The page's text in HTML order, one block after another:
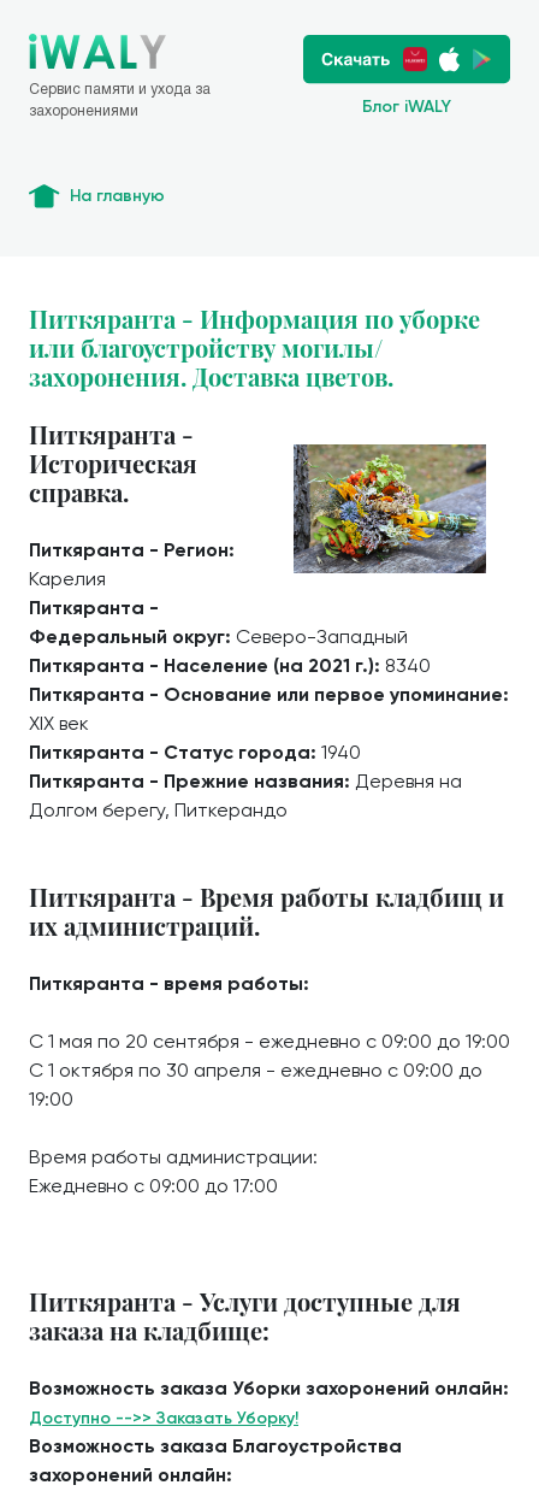
Сервис памяти и ухода за
захоронениями
Блог iWALY
На главную
Питкяранта - Информация по уборке
или благоустройству могилы/
захоронения. Доставка цветов.
Питкяранта -
Историческая
справка.
Питкяранта - Регион:
Карелия
Питкяранта -
Федеральный округ: Северо-Западный
Питкяранта - Население (на 2021 г.): 8340
Питкяранта - Основание или первое упоминание:
XIX век
Питкяранта - Статус города: 1940
Питкяранта - Прежние названия: Деревня на
Долгом берегу, Питкерандо
Питкяранта - Время работы кладбищ и
их администраций.
Питкяранта - время работы:
С 1 мая по 20 сентября - ежедневно с 09:00 до 19:00
С 1 октября по 30 апреля - ежедневно с 09:00 до
19:00
Время работы администрации:
Ежедневно с 09:00 до 17:00
Питкяранта - Услуги доступные для
заказа на кладбище:
Возможность заказа Уборки захоронений онлайн:
Доступно -->> Заказать Уборку!
Возможность заказа Благоустройства
захоронений онлайн: